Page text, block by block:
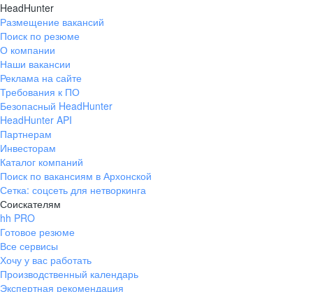
HeadHunter
Размещение вакансий
Поиск по резюме
О компании
Наши вакансии
Реклама на сайте
Требования к ПО
Безопасный HeadHunter
HeadHunter API
Партнерам
Инвесторам
Каталог компаний
Поиск по вакансиям в Архонской
Сетка: соцсеть для нетворкинга
Соискателям
hh PRO
Готовое резюме
Все сервисы
Хочу у вас работать
Производственный календарь
Экспертная рекомендация